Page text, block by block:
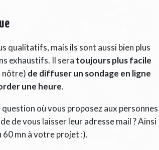
qualitatifs, mais ils sont aussi bien plus
exhaustifs. Il sera toujours plus facile
nôtre) de diffuser un sondage en ligne
une heure.
où vous proposez aux personnes
de vous laisser leur adresse mail ? Ainsi
60 mn à votre projet :).